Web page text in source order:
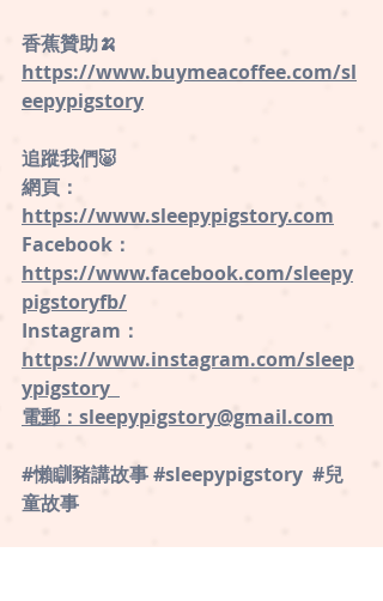
香蕉贊助🍌
https://www.buymeacoffee.com/sl
eepypigstory
追蹤我們🐷
網頁：
https://www.sleepypigstory.com
Facebook：
⁠https://www.facebook.com/sleepy
pigstoryfb/
Instagram：
⁠https://www.instagram.com/sleep
ypigstory ⁠
電郵：sleepypigstory@gmail.com
#懶瞓豬講故事#sleepypigstory #兒
童故事